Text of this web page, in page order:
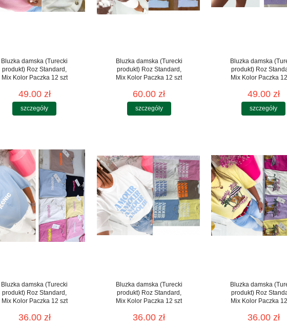
Bluzka damska (Turecki
produkt) Roz Standard,
Mix Kolor Paczka 12 szt
49.00 zł
szczegóły
Bluzka damska (Turecki
produkt) Roz Standard,
Mix Kolor Paczka 12 szt
60.00 zł
szczegóły
Bluzka damska
produkt) Roz
Mix Kolor Paczka
49.00 zł
szczegóły
Bluzka damska (Turecki
produkt) Roz Standard,
Mix Kolor Paczka 12 szt
36.00 zł
Bluzka damska (Turecki
produkt) Roz Standard,
Mix Kolor Paczka 12 szt
36.00 zł
Bluzka damska
produkt) Roz
Mix Kolor Paczka
36.00 zł